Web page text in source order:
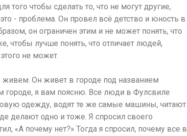
того чтобы сделать то, что не могут другие,
- проблема. Он провел всё детство и юность в
он ограничен этим и не может понять, что
чтобы лучше понять, что отличает людей,
не может.
Он живет в городе под названием
городе, я вам поясню. Все люди в Фулсвиле
одежду, водят те же самые машины, читают
делают одно и тоже. Я спросил своего
«А почему нет?» Тогда я спросил, почему все в